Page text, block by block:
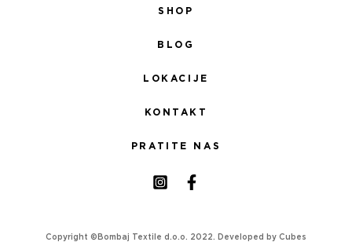
SHOP
BLOG
LOKACIJE
KONTAKT
PRATITE NAS
Copyright ©Bombaj Textile d.o.o. 2022. Developed by Cubes